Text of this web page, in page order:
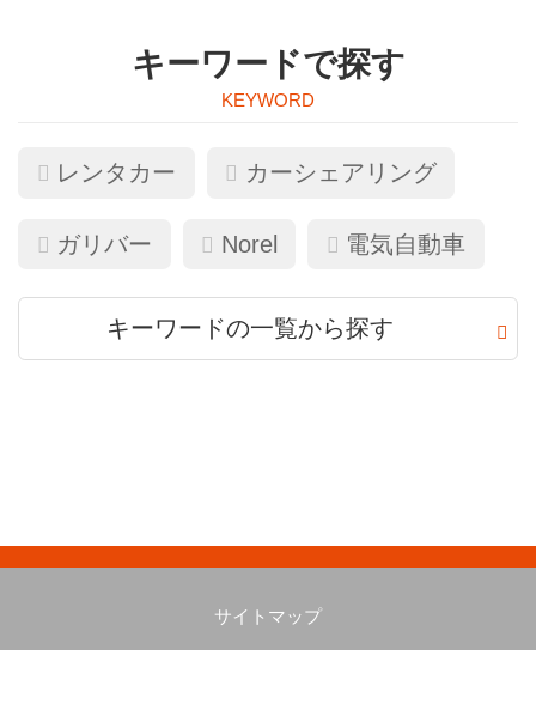
キーワードで探す
レンタカー カーシェアリング
ガリバー Norel 電気自動車
キーワードの一覧から探す
サイトマップ